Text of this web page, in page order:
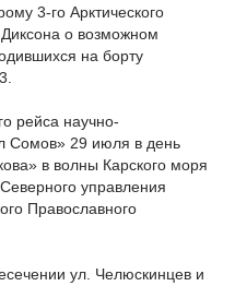
3-го Арктического
о возможном
на борту
рейса научно-
Сомов» 29 июля в день
в волны Карского моря
управления
Православного
ул. Челюскинцев и